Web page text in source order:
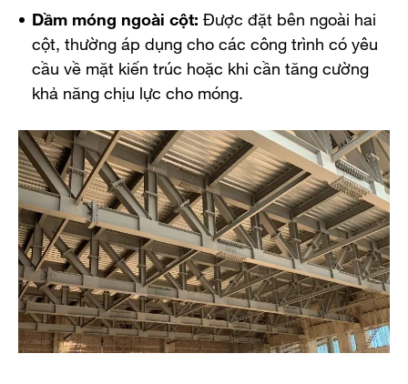
Dầm móng ngoài cột:Được đặt bên ngoài hai
cột, thường áp dụng cho các công trình có yêu
cầu về mặt kiến trúc hoặc khi cần tăng cường
khả năng chịu lực cho móng.